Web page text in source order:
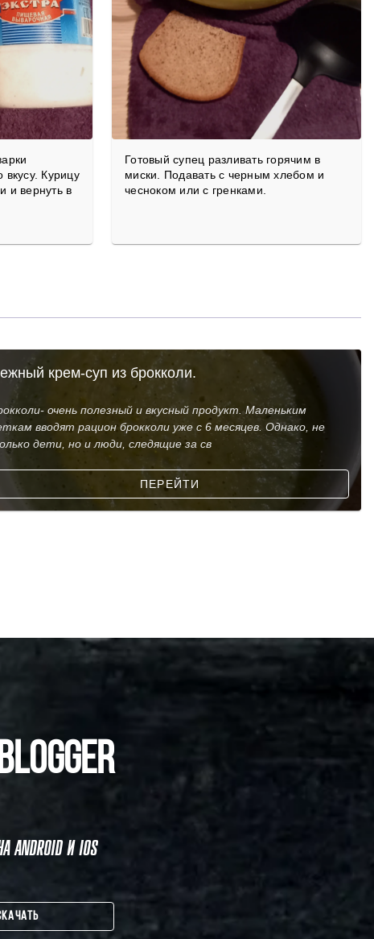
вкусу. Курицу
и вернуть в
Готовый супец разливать горячим в
миски. Подавать с черным хлебом и
чесноком или с гренками.
крем-суп из брокколи.
очень полезный и вкусный продукт. Маленьким
вводят рацион брокколи уже с 6 месяцев. Однако, не
дети, но и люди, следящие за св
ПЕРЕЙТИ
ANDROID И IOS